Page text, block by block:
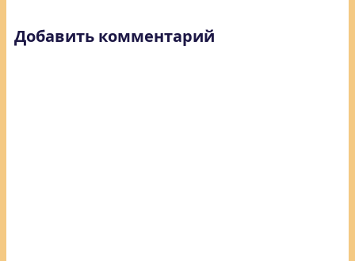
Добавить комментарий